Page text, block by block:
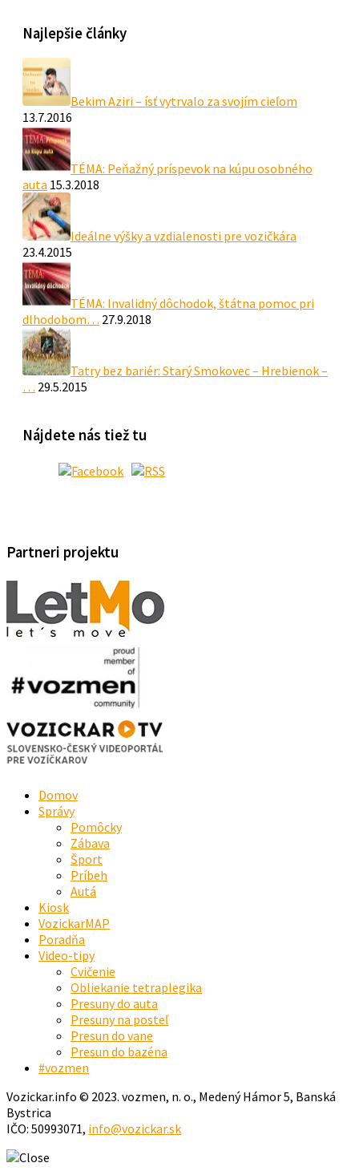
Najlepšie články
Bekim Aziri – ísť vytrvalo za svojím cieľom
13.7.2016
TÉMA: Peňažný príspevok na kúpu osobného
auta 15.3.2018
Ideálne výšky a vzdialenosti pre vozičkára
23.4.2015
TÉMA: Invalidný dôchodok, štátna pomoc pri
dlhodobom… 27.9.2018
Tatry bez bariér: Starý Smokovec – Hrebienok –
… 29.5.2015
Nájdete nás tiež tu
Partneri projektu
Domov
Správy
Pomôcky
Zábava
Šport
Príbeh
Autá
Kiosk
VozickarMAP
Poradňa
Video-tipy
Cvičenie
Obliekanie tetraplegika
Presuny do auta
Presuny na posteľ
Presun do vane
Presun do bazéna
#vozmen
Vozickar.info © 2023. vozmen, n. o., Medený Hámor 5, Banská
Bystrica
IČO: 50993071, info@vozickar.sk